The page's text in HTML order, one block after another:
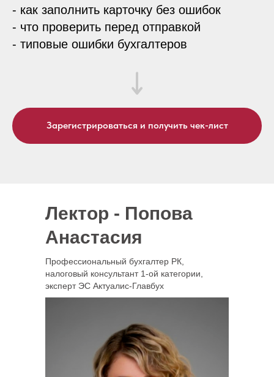
- как заполнить карточку без ошибок
- что проверить перед отправкой
- типовые ошибки бухгалтеров
Зарегистрироваться и получить чек-лист
Профессиональный бухгалтер РК,
налоговый консультант 1-ой категории,
эксперт ЭС Актуалис-Главбух
Лектор - Попова
Анастасия